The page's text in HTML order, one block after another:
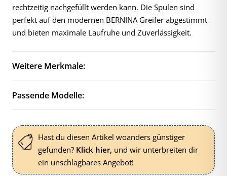
rechtzeitig nachgefüllt werden kann. Die Spulen sind
perfekt auf den modernen BERNINA Greifer abgestimmt
und bieten maximale Laufruhe und Zuverlässigkeit.
Weitere Merkmale:
Passende Modelle:
Hast du diesen Artikel woanders günstiger
gefunden? Klick hier, und wir unterbreiten dir
ein unschlagbares Angebot!